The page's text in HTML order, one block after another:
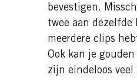
bevestigen.
twee aan
meerdere clips
Ook kan je
zijn eindeloos